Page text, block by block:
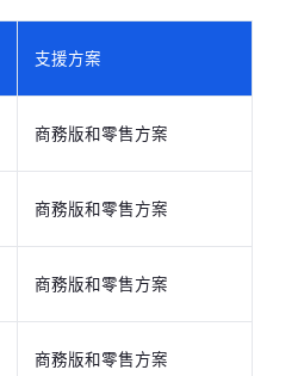
支援方案
商務版和零售方案
商務版和零售方案
商務版和零售方案
商務版和零售方案